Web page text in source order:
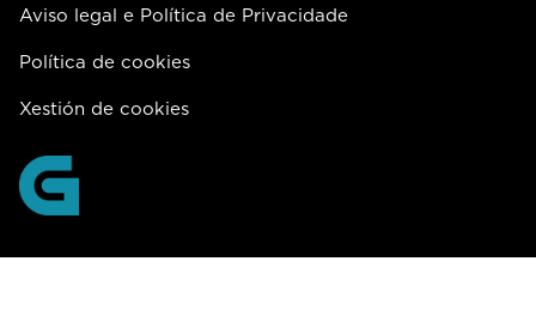
Aviso legal e Política de Privacidade
Política de cookies
Xestión de cookies